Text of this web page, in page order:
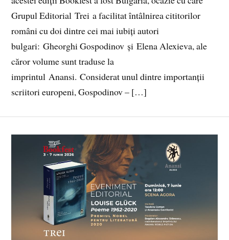
Grupul Editorial Trei a facilitat întâlnirea cititorilor
români cu doi dintre cei mai iubiți autori
bulgari: Gheorghi Gospodinov și Elena Alexieva, ale
căror volume sunt traduse la
imprintul Anansi. Considerat unul dintre importanții
scriitori europeni, Gospodinov – […]